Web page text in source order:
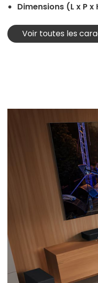
Dimensions (L x P x
Voir toutes les